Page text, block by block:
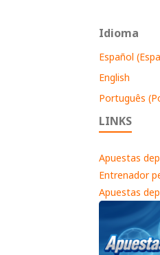
Idioma
Español
English
Português
LINKS
Apuestas
Entrenador
Apuestas